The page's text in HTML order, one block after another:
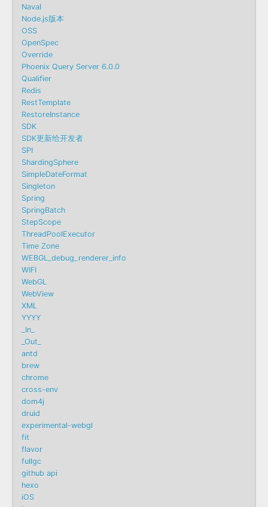
Naval
Node.js版本
OSS
OpenSpec
Override
Phoenix Query Server 6.0.0
Qualifier
Redis
RestTemplate
RestoreInstance
SDK
SDK更新给开发者
SPI
ShardingSphere
SimpleDateFormat
Singleton
Spring
SpringBatch
StepScope
ThreadPoolExecutor
Time Zone
WEBGL_debug_renderer_info
WIFI
WebGL
WebView
XML
YYYY
_In_
_Out_
antd
brew
chrome
cross-env
dom4j
druid
experimental-webgl
fit
flavor
fullgc
github api
hexo
iOS